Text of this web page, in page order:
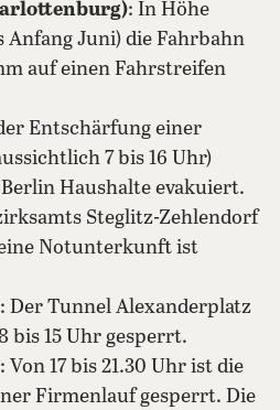
: In Höhe
Juni) die Fahrbahn
auf einen Fahrstreifen
Entschärfung einer
7 bis 16 Uhr)
Haushalte evakuiert.
Steglitz-Zehlendorf
Notunterkunft ist
Der Tunnel Alexanderplatz
bis 15 Uhr gesperrt.
: Von 17 bis 21.30 Uhr ist die
Firmenlauf gesperrt. Die